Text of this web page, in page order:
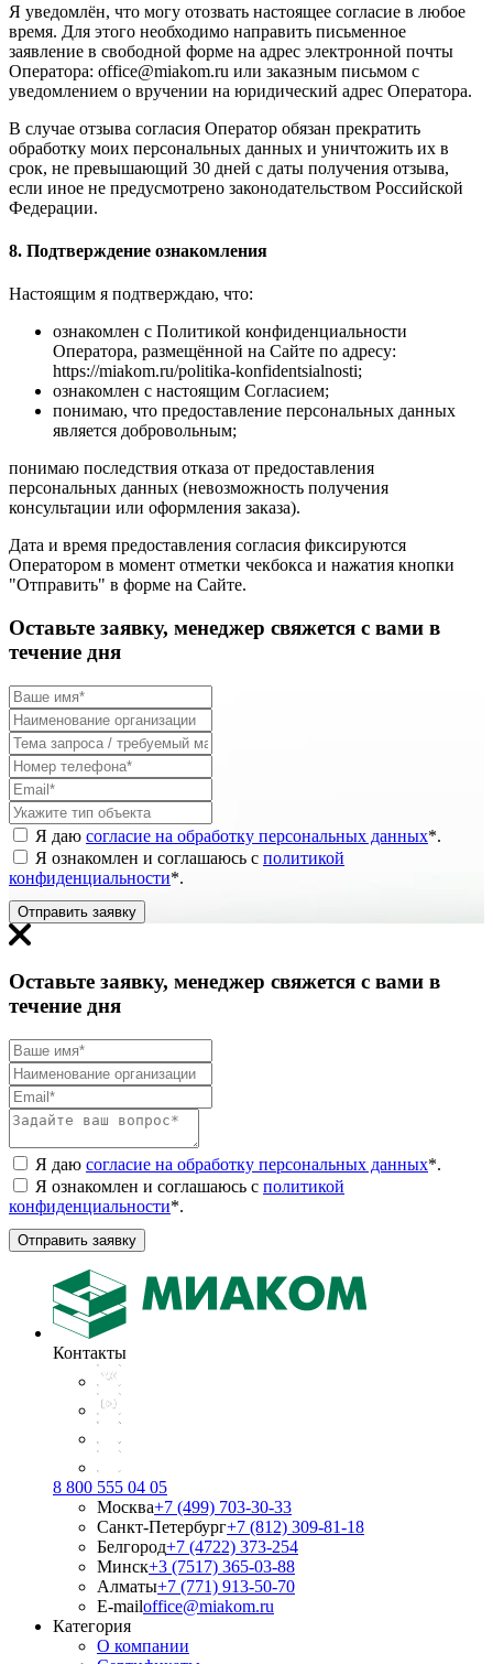
Я уведомлён, что могу отозвать настоящее согласие в любое
время. Для этого необходимо направить письменное
заявление в свободной форме на адрес электронной почты
Оператора: office@miakom.ru или заказным письмом с
уведомлением о вручении на юридический адрес Оператора.
В случае отзыва согласия Оператор обязан прекратить
обработку моих персональных данных и уничтожить их в
срок, не превышающий 30 дней с даты получения отзыва,
если иное не предусмотрено законодательством Российской
Федерации.
8. Подтверждение ознакомления
Настоящим я подтверждаю, что:
ознакомлен с Политикой конфиденциальности
Оператора, размещённой на Сайте по адресу:
https://miakom.ru/politika-konfidentsialnosti;
ознакомлен с настоящим Согласием;
понимаю, что предоставление персональных данных
является добровольным;
понимаю последствия отказа от предоставления
персональных данных (невозможность получения
консультации или оформления заказа).
Дата и время предоставления согласия фиксируются
Оператором в момент отметки чекбокса и нажатия кнопки
"Отправить" в форме на Сайте.
Оставьте заявку, менеджер свяжется с вами в
течение дня
Я даю согласие на обработку персональных данных*.
Я ознакомлен и соглашаюсь с политикой
конфиденциальности*.
Отправить заявку
Оставьте заявку, менеджер свяжется с вами в
течение дня
Я даю согласие на обработку персональных данных*.
Я ознакомлен и соглашаюсь с политикой
конфиденциальности*.
Отправить заявку
Контакты
8 800 555 04 05
Москва+7 (499) 703-30-33
Санкт-Петербург+7 (812) 309-81-18
Белгород+7 (4722) 373-254
Минск+3 (7517) 365-03-88
Алматы+7 (771) 913-50-70
E-mailoffice@miakom.ru
Категория
О компании